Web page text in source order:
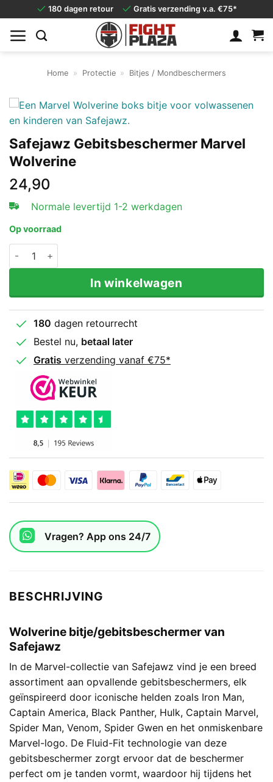
naar
inhoud
180 dagen retour Gratis verzending v.a. €75*
Home » Protectie » Bitjes / Mondbeschermers
Safejawz Gebitsbeschermer Marvel
Wolverine
24,90
Normale levertijd 1-2 werkdagen
Op voorraad
Safejawz Gebitsbeschermer Marvel Wolverine aantal
In winkelwagen
180 dagen retourrecht
Bestel nu, betaal later
Gratis verzending vanaf €75*
Vragen? App ons 24/7
BESCHRIJVING
Wolverine bitje/gebitsbeschermer van
Safejawz
In de Marvel-collectie van Safejawz vind je een breed
assortiment aan opvallende gebitsbeschermers, elk
geïnspireerd door iconische helden zoals Iron Man,
Captain America, Black Panther, Hulk, Captain Marvel,
Spider Man, Venom, Spider Gwen en het onmiskenbare
Marvel-logo. De Fluid-Fit technologie van deze
gebitsbeschermer zorgt ervoor dat de beschermer
perfect om je tanden vormt, waardoor hij tijdens het